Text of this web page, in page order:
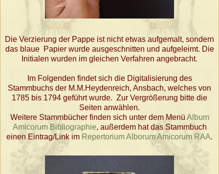
Die Verzierung der Pappe ist nicht etwas aufgemalt, sondern
das blaue Papier wurde ausgeschnitten und aufgeleimt. Die
Initialen wurden im gleichen Verfahren angebracht.
Im Folgenden findet sich die Digitalisierung des
Stammbuchs der M.M.Heydenreich, Ansbach, welches von
1785 bis 1794 geführt wurde. Zur Vergrößerung bitte die
Seiten anwählen.
Weitere Stammbücher finden sich unter dem Menü Album
Amicorum Bibliographie, außerdem hat das Stammbuch
einen Eintrag/Link im Repertorium Alborum Amicorum RAA.